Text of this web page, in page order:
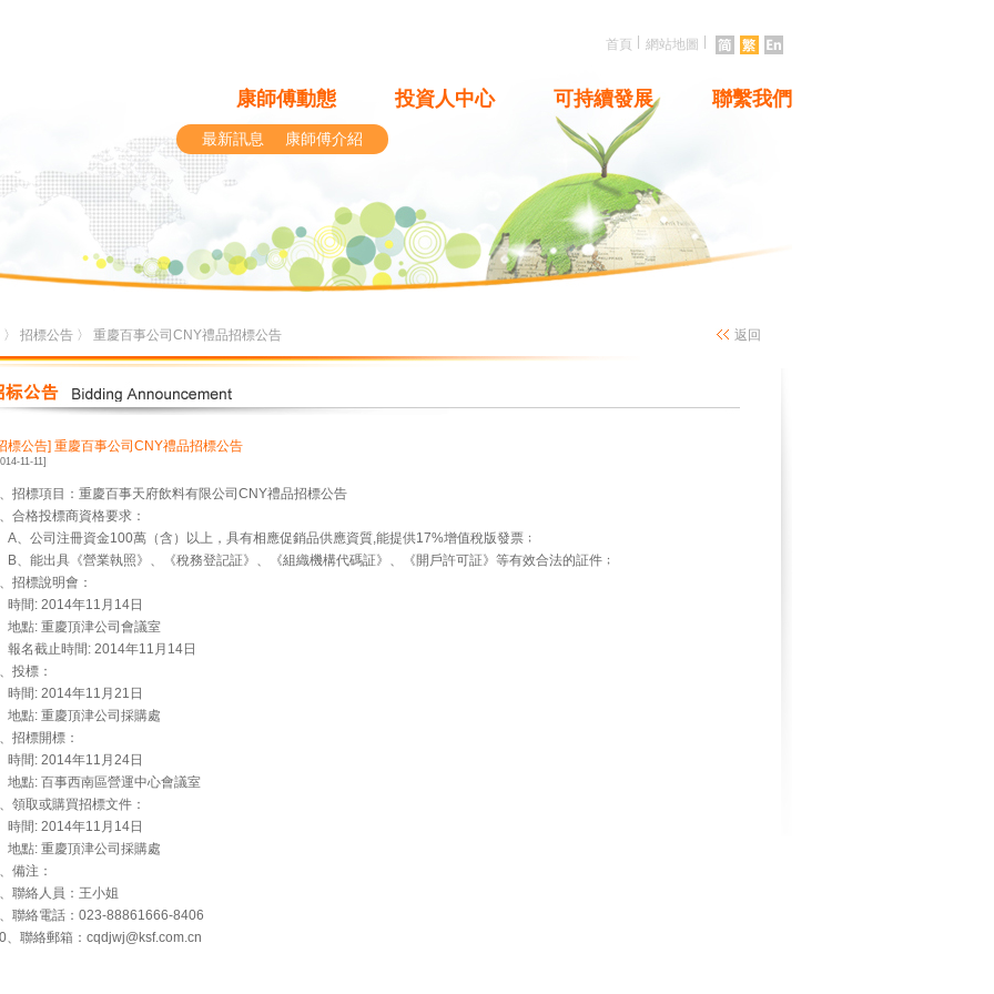
首頁 網站地圖
康師傅動態 投資人中心 可持續發展 聯繫我們
最新訊息 康師傅介紹
〉 招標公告 〉 重慶百事公司CNY禮品招標公告 返回
標公告] 重慶百事公司CNY禮品招標公告
11-11]
招標項目：重慶百事天府飲料有限公司CNY禮品招標公告
合格投標商資格要求：
公司注冊資金100萬（含）以上，具有相應促銷品供應資質,能提供17%增值稅版發票﹔
能出具《營業執照》、《稅務登記証》、《組織機構代碼証》、《開戶許可証》等有效合法的証件﹔
招標說明會：
間: 2014年11月14日
點: 重慶頂津公司會議室
名截止時間: 2014年11月14日
投標：
間: 2014年11月21日
點: 重慶頂津公司採購處
招標開標：
間: 2014年11月24日
點: 百事西南區營運中心會議室
領取或購買招標文件：
間: 2014年11月14日
點: 重慶頂津公司採購處
備注：
聯絡人員：王小姐
聯絡電話：023-88861666-8406
、聯絡郵箱： cqdjwj@ksf.com.cn